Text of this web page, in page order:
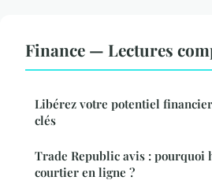
Finance — Lectures
Libérez votre potentiel
clés
Trade Republic avis : pourquoi
courtier en ligne ?